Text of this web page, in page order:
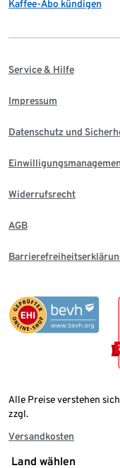
Kaffee-Abo kündigen
Service & Hilfe
Impressum
Datenschutz und
Widerrufsrecht
AGB
Alle Preise verstehen
zzgl.
Versandkosten
Land wählen